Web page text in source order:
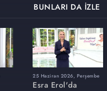
BUNLARI DA İZLE
25 Haziran 2026, Perşembe
Esra Erol'da